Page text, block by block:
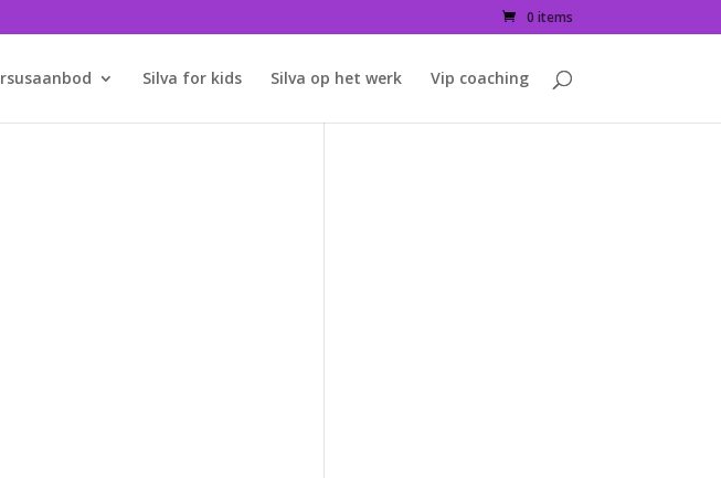
0 items
Silva for kids Silva op het werk Vip coaching